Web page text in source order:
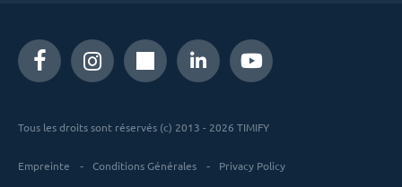
Tous les droits sont réservés (c) 2013 - 2026 TIMIFY
Empreinte Conditions Générales Privacy Policy